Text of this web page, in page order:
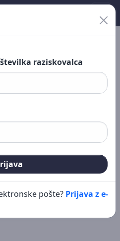
raziskovalca
pošte? Prijava z e-